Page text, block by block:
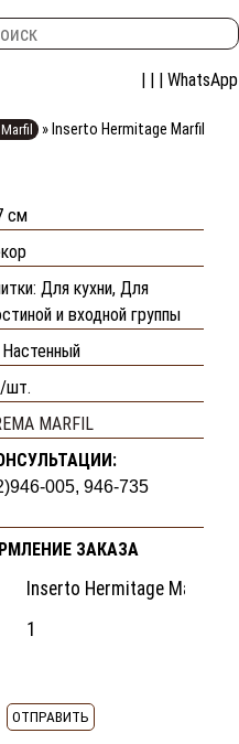
| | | WhatsApp
» Inserto Hermitage Marfil
см
Для кухни, Для
и входной группы
шт.
MARFIL
005, 946-735
ЗАКАЗА